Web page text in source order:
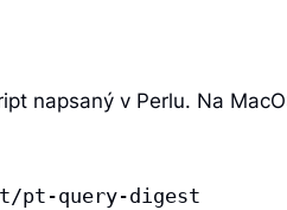
napsaný v Perlu. Na
pt-query-digest